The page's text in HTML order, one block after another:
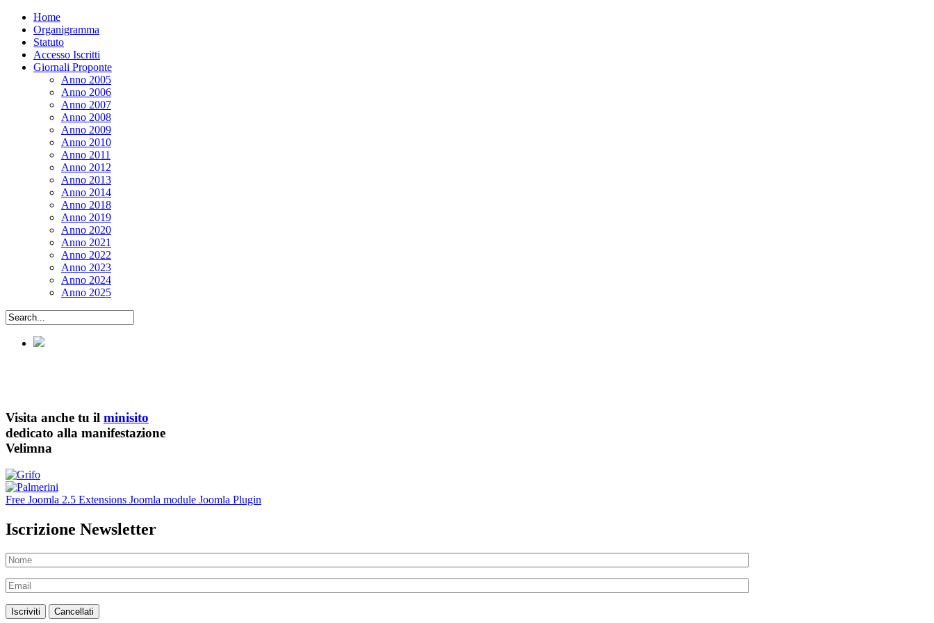
Home
Organigramma
Statuto
Accesso Iscritti
Giornali Proponte
Anno 2005
Anno 2006
Anno 2007
Anno 2008
Anno 2009
Anno 2010
Anno 2011
Anno 2012
Anno 2013
Anno 2014
Anno 2018
Anno 2019
Anno 2020
Anno 2021
Anno 2022
Anno 2023
Anno 2024
Anno 2025
Visita anche tu il minisito
dedicato alla manifestazione
Velimna
Free Joomla 2.5 Extensions Joomla module Joomla Plugin
Iscrizione Newsletter